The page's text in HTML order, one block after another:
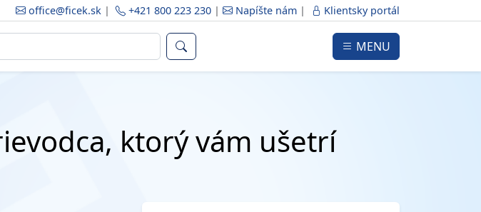
office@ficek.sk | +421 800 223 230 | Napíšte nám | Klientsky portál
MENU
ktorý vám ušetrí